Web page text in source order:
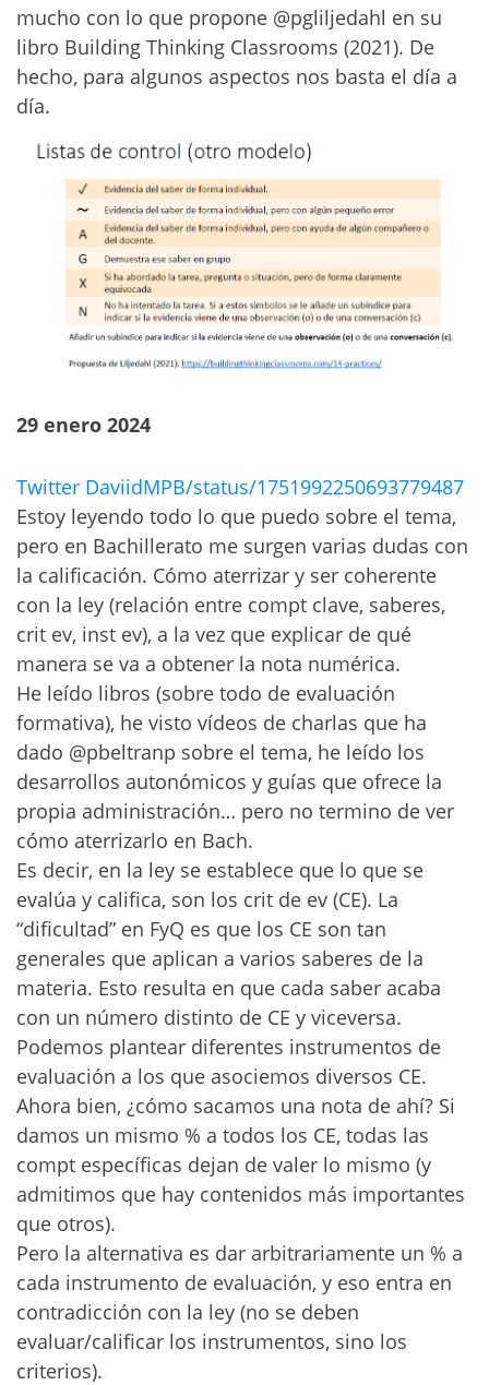
mucho con lo que propone @pgliljedahl en su
libro Building Thinking Classrooms (2021). De
hecho, para algunos aspectos nos basta el día a
día.
29 enero 2024
Twitter DaviidMPB/status/1751992250693779487
Estoy leyendo todo lo que puedo sobre el tema,
pero en Bachillerato me surgen varias dudas con
la calificación. Cómo aterrizar y ser coherente
con la ley (relación entre compt clave, saberes,
crit ev, inst ev), a la vez que explicar de qué
manera se va a obtener la nota numérica.
He leído libros (sobre todo de evaluación
formativa), he visto vídeos de charlas que ha
dado @pbeltranp sobre el tema, he leído los
desarrollos autonómicos y guías que ofrece la
propia administración… pero no termino de ver
cómo aterrizarlo en Bach.
Es decir, en la ley se establece que lo que se
evalúa y califica, son los crit de ev (CE). La
“dificultad” en FyQ es que los CE son tan
generales que aplican a varios saberes de la
materia. Esto resulta en que cada saber acaba
con un número distinto de CE y viceversa.
Podemos plantear diferentes instrumentos de
evaluación a los que asociemos diversos CE.
Ahora bien, ¿cómo sacamos una nota de ahí? Si
damos un mismo % a todos los CE, todas las
compt específicas dejan de valer lo mismo (y
admitimos que hay contenidos más importantes
que otros).
Pero la alternativa es dar arbitrariamente un % a
cada instrumento de evaluación, y eso entra en
contradicción con la ley (no se deben
evaluar/calificar los instrumentos, sino los
criterios).